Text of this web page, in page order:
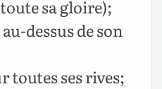
sa gloire);
dessus de son
toutes ses rives;